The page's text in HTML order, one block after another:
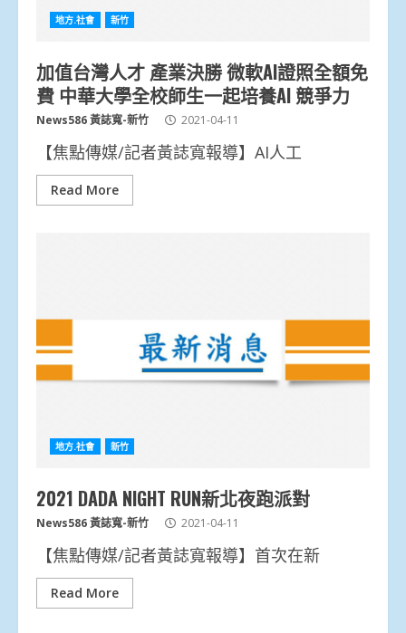
地方.社會 新竹
加值台灣人才 產業決勝 微軟AI證照全額免
費 中華大學全校師生一起培養AI 競爭力
News586 黃誌寬-新竹 2021-04-11
【焦點傳媒/記者黃誌寬報導】AI人工
Read More
地方.社會 新竹
2021 DADA NIGHT RUN新北夜跑派對
News586 黃誌寬-新竹 2021-04-11
【焦點傳媒/記者黃誌寬報導】首次在新
Read More